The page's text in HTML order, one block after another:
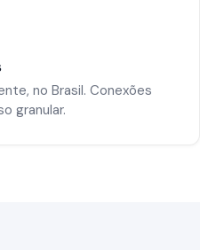
no Brasil. Conexões
granular.